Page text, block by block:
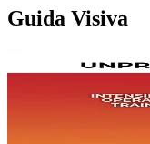
Guida Visiva